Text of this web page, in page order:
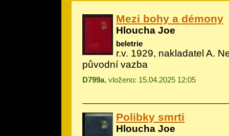
Mezi bohy a démony
Hloucha Joe
beletrie
r.v. 1929, nakladatel A.
původní vazba
D799a, vloženo: 15.04.2025 12:05
Polibky smrti
Hloucha Joe